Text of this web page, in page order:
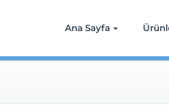
Ana Sayfa